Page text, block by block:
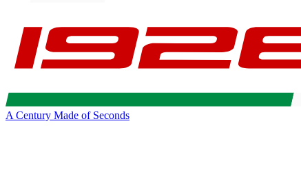
A Century Made of Seconds